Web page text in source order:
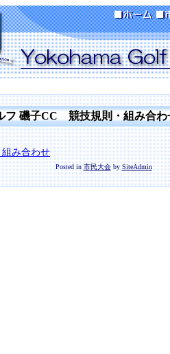
フ 磯子CC 競技規則・組み合わ
み合わせ
Posted in市民大会bySiteAdmin